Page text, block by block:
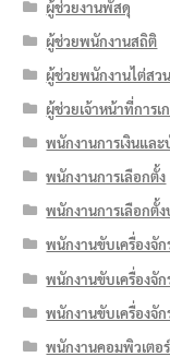
ผู้ช่วยงานพัสดุ
ผู้ช่วยพนักงานสถิติ
ผู้ช่วยพนักงานไต่สวน
ผู้ช่วยเจ้าหน้าที่การเ
พนักงานการเงินแล
พนักงานการเลือกตั้ง
พนักงานการเลือกตั้
พนักงานขับเครื่องจั
พนักงานขับเครื่องจั
พนักงานขับเครื่องจั
พนักงานคอมพิวเตอร์